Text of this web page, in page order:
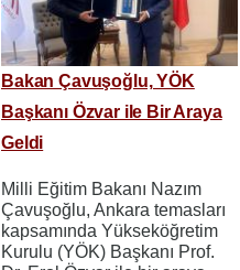
Bakan Çavuşoğlu, YÖK
Başkanı Özvar ile Bir Araya
Geldi
Milli Eğitim Bakanı Nazım
Çavuşoğlu, Ankara temasları
kapsamında Yükseköğretim
Kurulu (YÖK) Başkanı Prof.